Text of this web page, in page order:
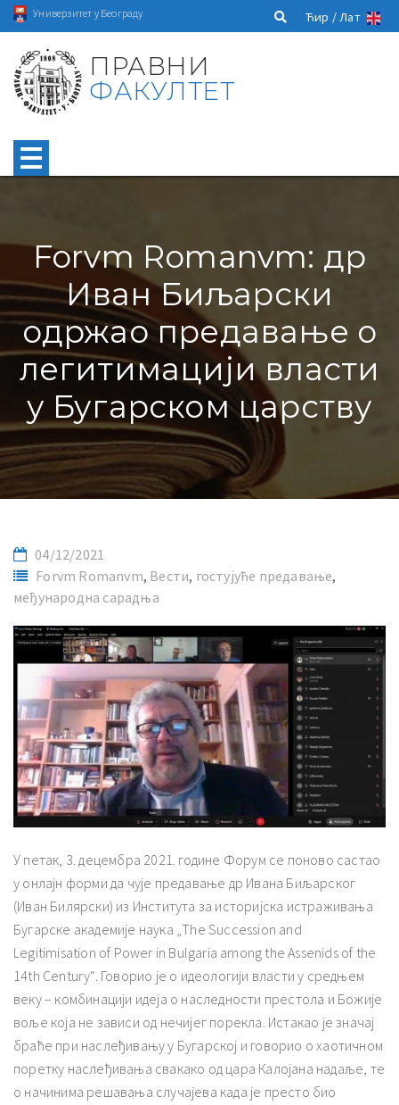
Универзитет у Београду Ћир /Лат
ПРАВНИ
ФАКУЛТЕТ
Forvm Romanvm: др
Иван Биљарски
одржао предавање о
легитимацији власти
у Бугарском царству
04/12/2021
Forvm Romanvm, Вести, гостујуће предавање,
међународна сарадња
У петак, 3. децембра 2021. године Форум се поново састао
у онлајн форми да чује предавање др Ивана Биљарског
(Иван Билярски) из Института за историјска истраживања
Бугарске академије наука „The Succession and
Legitimisation of Power in Bulgaria among the Assenids of the
14th Century“. Говорио је о идеологији власти у средњем
веку – комбинацији идеја о наследности престола и Божије
воље која не зависи од нечијег порекла. Истакао је значај
браће при наслеђивању у Бугарској и говорио о хаотичном
поретку наслеђивања свакако од цара Калојана надаље, те
о начинима решавања случајева када је престо био